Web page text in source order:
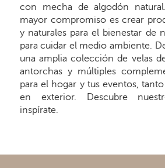
con mecha de algodón
mayor compromiso es crear
y naturales para el bienestar de
para cuidar el medio ambiente.
una amplia colección de velas
antorchas y múltiples
para el hogar y tus eventos,
en exterior. Descubre
inspírate.